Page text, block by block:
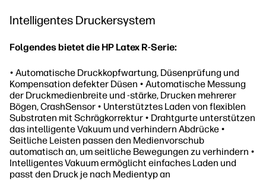
Intelligentes Druckersystem
Folgendes bietet die HP Latex R-Serie:
• Automatische Druckkopfwartung, Düsenprüfung und
Kompensation defekter Düsen • Automatische Messung
der Druckmedienbreite und -stärke, Drucken mehrerer
Bögen, CrashSensor • Unterstütztes Laden von flexiblen
Substraten mit Schrägkorrektur • Drahtgurte unterstützen
das intelligente Vakuum und verhindern Abdrücke •
Seitliche Leisten passen den Medienvorschub
automatisch an, um seitliche Bewegungen zu verhindern •
Intelligentes Vakuum ermöglicht einfaches Laden und
passt den Druck je nach Medientyp an